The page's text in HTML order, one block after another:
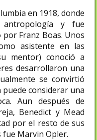
en 1918, donde
y fue
Franz Boas. Unos
asistente en las
mentor) conoció a
desarrollaron una
se convirtió
puede considerar una
Aun después de
Benedict y Mead
por el resto de sus
fue Marvin Opler.